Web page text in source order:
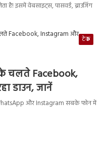
है! इसमें वेबसाइट्स, पासवर्ड, ब्राउजिंग
टेक
चलते Facebook,
डाउन, जानें
और Instagram सबके फोन में